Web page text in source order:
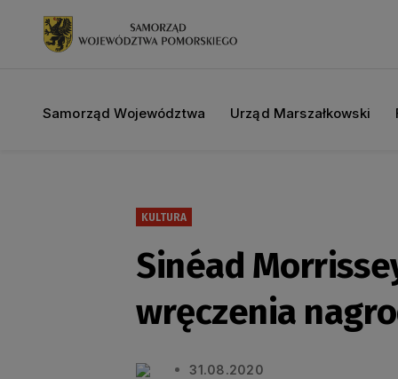
Samorząd Województwa Urząd Marszałkowski
KULTURA
Sinéad
wręczenia
31.08.2020